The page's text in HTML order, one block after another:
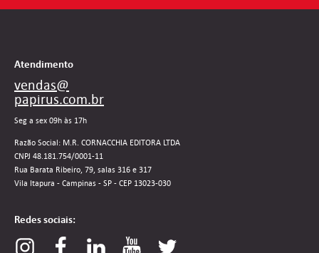
Atendimento
vendas@
papirus.com.br
Seg a sex 09h às 17h
Razão Social: M.R. CORNACCHIA EDITORA LTDA
CNPJ 48.181.754/0001-11
Rua Barata Ribeiro, 79, salas 316 e 317
Vila Itapura - Campinas - SP - CEP 13023-030
Redes sociais: